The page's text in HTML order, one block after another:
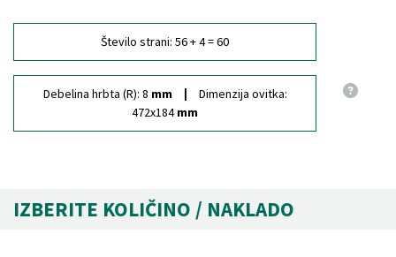
Število strani:56 + 4 = 60
Debelina hrbta (R): 8 mm
Dimenzija ovitka:
472x184 mm
IZBERITE KOLIČINO / NAKLADO